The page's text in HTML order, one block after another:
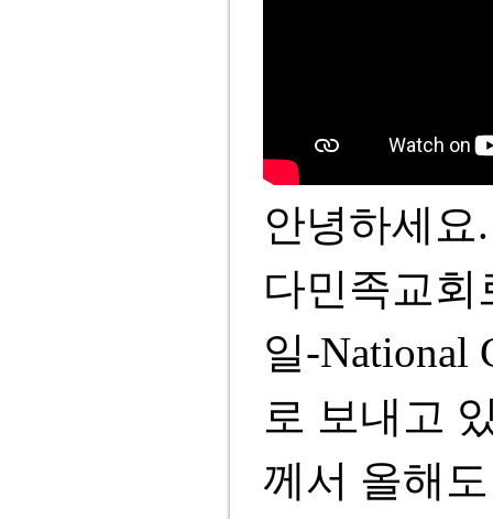
안녕하세
다민족교회
일-National
로 보내고
께서 올해